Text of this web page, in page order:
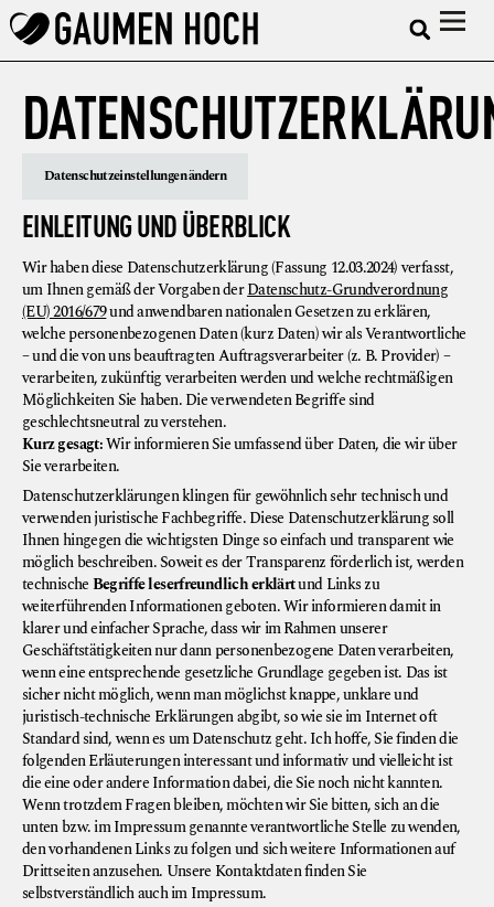
Datenschutzeinstellungen ändern
EINLEITUNG UND ÜBERBLICK
Wir haben diese Datenschutzerklärung (Fassung 12.03.2024) verfasst,
um Ihnen gemäß der Vorgaben derDatenschutz-Grundverordnung
(EU) 2016/679und anwendbaren nationalen Gesetzen zu erklären,
welche personenbezogenen Daten (kurz Daten) wir als Verantwortliche
– und die von uns beauftragten Auftragsverarbeiter (z. B. Provider) –
verarbeiten, zukünftig verarbeiten werden und welche rechtmäßigen
Möglichkeiten Sie haben. Die verwendeten Begriffe sind
geschlechtsneutral zu verstehen.
Kurz gesagt:Wir informieren Sie umfassend über Daten, die wir über
Sie verarbeiten.
Datenschutzerklärungen klingen für gewöhnlich sehr technisch und
verwenden juristische Fachbegriffe. Diese Datenschutzerklärung soll
Ihnen hingegen die wichtigsten Dinge so einfach und transparent wie
möglich beschreiben. Soweit es der Transparenz förderlich ist, werden
technische Begriffe leserfreundlich erklärtund Links zu
weiterführenden Informationen geboten. Wir informieren damit in
klarer und einfacher Sprache, dass wir im Rahmen unserer
Geschäftstätigkeiten nur dann personenbezogene Daten verarbeiten,
wenn eine entsprechende gesetzliche Grundlage gegeben ist. Das ist
sicher nicht möglich, wenn man möglichst knappe, unklare und
juristisch-technische Erklärungen abgibt, so wie sie im Internet oft
Standard sind, wenn es um Datenschutz geht. Ich hoffe, Sie finden die
folgenden Erläuterungen interessant und informativ und vielleicht ist
die eine oder andere Information dabei, die Sie noch nicht kannten.
Wenn trotzdem Fragen bleiben, möchten wir Sie bitten, sich an die
unten bzw. im Impressum genannte verantwortliche Stelle zu wenden,
den vorhandenen Links zu folgen und sich weitere Informationen auf
Drittseiten anzusehen. Unsere Kontaktdaten finden Sie
selbstverständlich auch im Impressum.